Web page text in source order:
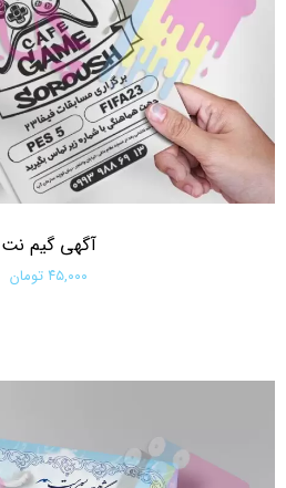
آگهی گیم نت
۴۵,۰۰۰ تومان